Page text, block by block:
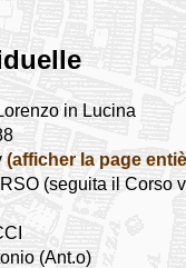
in Lucina
(afficher la page
(seguita il Corso
(Ant.o)